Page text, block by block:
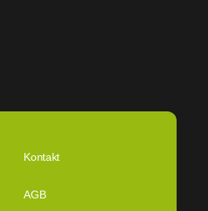
Kontakt
AGB